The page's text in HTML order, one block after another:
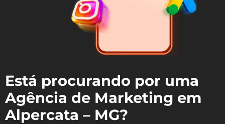
Está procurando por uma
Agência de Marketing em
Alpercata – MG?